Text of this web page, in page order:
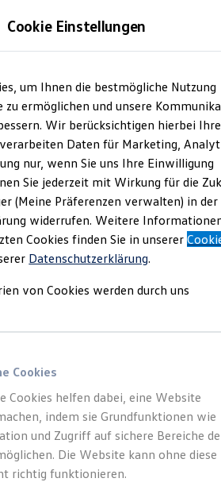
Fahrzeuge
und Gebrauchtwagen
Zertifizierte Gebrauchtwagen
Serviceangebote
Angebote
Leasing
Leasing
Leasing
Leasing
ohne Anzahlung
394 Bewertungen
Cookie Einstellungen
um Ihnen die bestmögliche Nutzung
zu ermöglichen und unsere
Wir berücksichtigen hierbei Ihre
Daten für Marketing,
nur, wenn Sie uns Ihre Einwilligung
Sie jederzeit mit Wirkung für die
(Meine Präferenzen verwalten) in der
widerrufen. Weitere
Cookies finden Sie in unserer
Datenschutzerklärung.
von Cookies werden durch uns
Cookies
Cookies helfen dabei, eine Website
indem sie Grundfunktionen wie
und Zugriff auf sichere Bereiche
Die Website kann ohne diese
richtig funktionieren.